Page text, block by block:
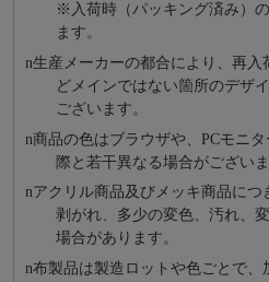
※⼊荷時（パッキング済み）
ます。
n⽣産メーカーの都合により、再
どメインではない箇所のデザ
ございます。
n商品の⾊はブラウザや、PCモニ
際と若⼲異なる場合がございま
nアクリル商品及びメッキ商品に
剥がれ、多少の変色、汚れ、
場合があります。
n布製品は製造ロットや色ごとで